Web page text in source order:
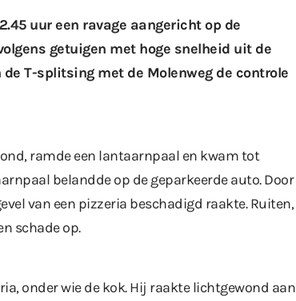
uur een ravage aangericht op de
getuigen met hoge snelheid uit de
T-splitsing met de Molenweg de controle
ramde een lantaarnpaal en kwam tot
belandde op de geparkeerde auto. Door
van een pizzeria beschadigd raakte. Ruiten,
schade op.
onder wie de kok. Hij raakte lichtgewond aan